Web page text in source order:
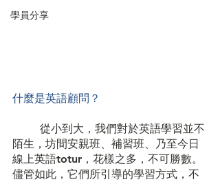
學員分享
什麼是英語顧問？
陌生，坊間安親班、補習班、乃至今日
線上英語totur，花樣之多，不可勝數。
儘管如此，它們所引導的學習方式，不